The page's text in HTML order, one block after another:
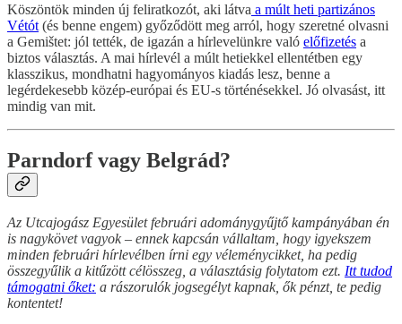
Köszöntök minden új feliratkozót, aki látva a múlt heti partizános
Vétót (és benne engem) győződött meg arról, hogy szeretné olvasni
a Gemištet: jól tették, de igazán a hírlevelünkre való előfizetés a
biztos választás. A mai hírlevél a múlt hetiekkel ellentétben egy
klasszikus, mondhatni hagyományos kiadás lesz, benne a
legérdekesebb közép-európai és EU-s történésekkel. Jó olvasást, itt
mindig van mit.
Parndorf vagy Belgrád?
Az Utcajogász Egyesület februári adománygyűjtő kampányában én
is nagykövet vagyok – ennek kapcsán vállaltam, hogy igyekszem
minden februári hírlevélben írni egy véleménycikket, ha pedig
összegyűlik a kitűzött célösszeg, a választásig folytatom ezt. Itt tudod
támogatni őket: a rászorulók jogsegélyt kapnak, ők pénzt, te pedig
kontentet!